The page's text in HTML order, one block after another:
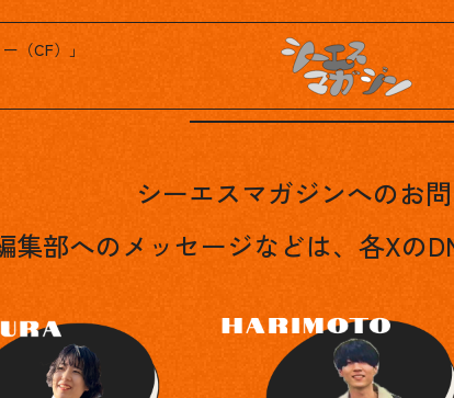
（CF）」
Contact
シーエスマガジンへのお
集部へのメッセージなどは、各Xの